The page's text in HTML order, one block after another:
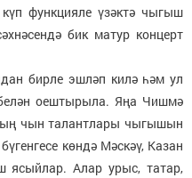
функцияле үзәктә чыгыш
бик матур концерт
бирле эшләп килә һәм ул
оештырыла. Яңа Чишмә
чын талантлары чыгышын
көндә Мәскәү, Казан
ясыйлар. Алар урыс, татар,